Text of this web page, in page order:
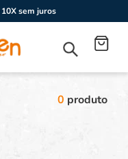
10X sem juros
0 produto